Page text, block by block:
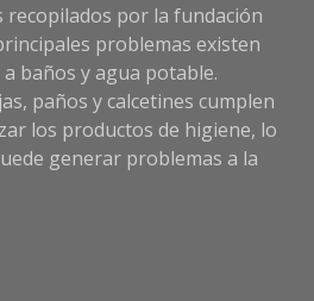
recopilados por la fundación
problemas existen
baños y agua potable.
paños y calcetines cumplen
los productos de higiene, lo
generar problemas a la